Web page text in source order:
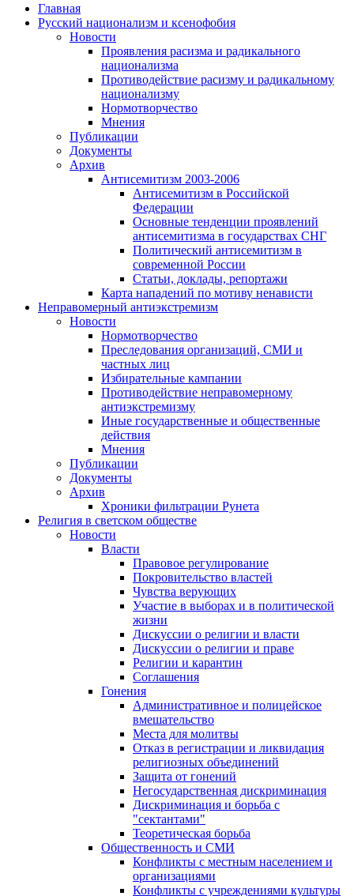
Главная
Русский национализм и ксенофобия
Новости
Проявления расизма и радикального
национализма
Противодействие расизму и радикальному
национализму
Нормотворчество
Мнения
Публикации
Документы
Архив
Антисемитизм 2003-2006
Антисемитизм в Российской
Федерации
Основные тенденции проявлений
антисемитизма в государствах СНГ
Политический антисемитизм в
современной России
Статьи, доклады, репортажи
Карта нападений по мотиву ненависти
Неправомерный антиэкстремизм
Новости
Нормотворчество
Преследования организаций, СМИ и
частных лиц
Избирательные кампании
Противодействие неправомерному
антиэкстремизму
Иные государственные и общественные
действия
Мнения
Публикации
Документы
Архив
Хроники фильтрации Рунета
Религия в светском обществе
Новости
Власти
Правовое регулирование
Покровительство властей
Чувства верующих
Участие в выборах и в политической
жизни
Дискуссии о религии и власти
Дискуссии о религии и праве
Религии и карантин
Соглашения
Гонения
Административное и полицейское
вмешательство
Места для молитвы
Отказ в регистрации и ликвидация
религиозных объединений
Защита от гонений
Негосударственная дискриминация
Дискриминация и борьба с
"сектантами"
Теоретическая борьба
Общественность и СМИ
Конфликты с местным населением и
организациями
Конфликты с учреждениями культуры